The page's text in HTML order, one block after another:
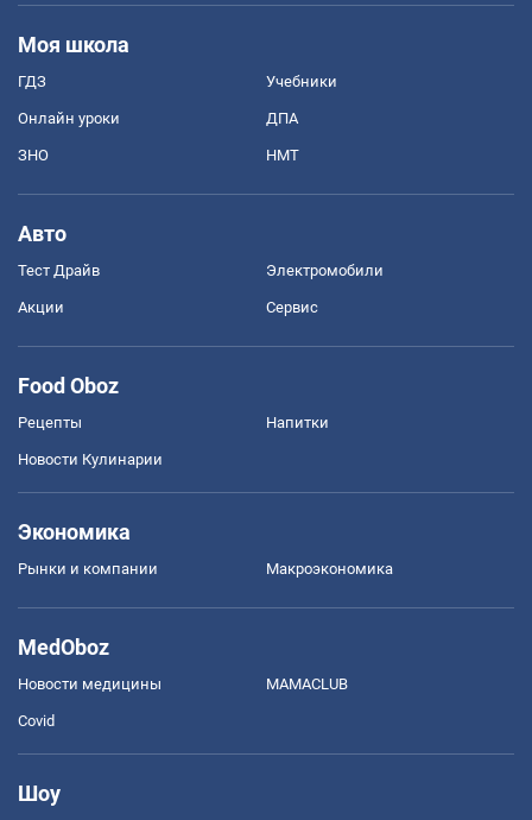
Моя школа
ГДЗ Учебники
Онлайн уроки ДПА
ЗНО НМТ
Авто
Тест Драйв Электромобили
Акции Сервис
Food Oboz
Рецепты Напитки
Новости Кулинарии
Экономика
Рынки и компании Mакроэкономика
MedOboz
Новости медицины MAMACLUB
Covid
Шоу